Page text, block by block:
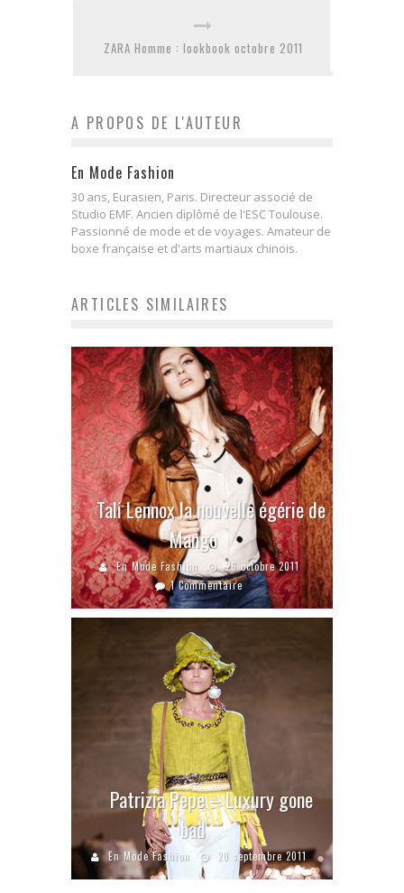
ZARA Homme : lookbook octobre 2011
A PROPOS DE L'AUTEUR
En Mode Fashion
30 ans, Eurasien, Paris. Directeur associé de
Studio EMF. Ancien diplômé de l'ESC Toulouse.
Passionné de mode et de voyages. Amateur de
boxe française et d'arts martiaux chinois.
ARTICLES SIMILAIRES
Tali Lennox la nouvelle égérie de
Mango
En Mode Fashion
26 octobre 2011
1 Commentaire
Patrizia Pepe – Luxury gone
bad
En Mode Fashion 20 septembre 2011